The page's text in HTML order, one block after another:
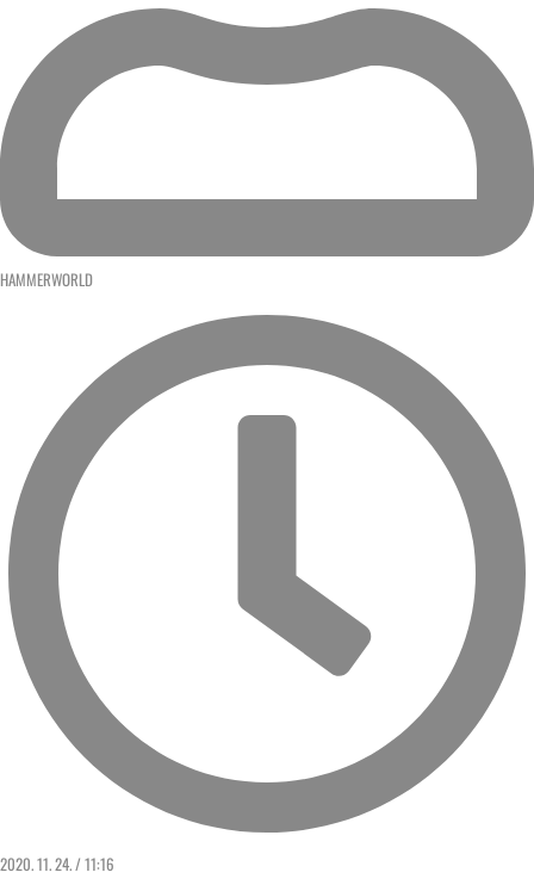
HAMMERWORLD
2020. 11. 24. / 11:16